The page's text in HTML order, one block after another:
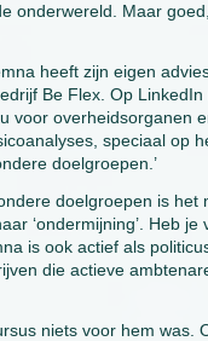
onderwereld. Maar
heeft zijn eigen
Be Flex. Op
voor overheidsorganen
speciaal op
doelgroepen.’
doelgroepen is het
‘ondermijning’. Heb
is ook actief als
die actieve
niets voor hem